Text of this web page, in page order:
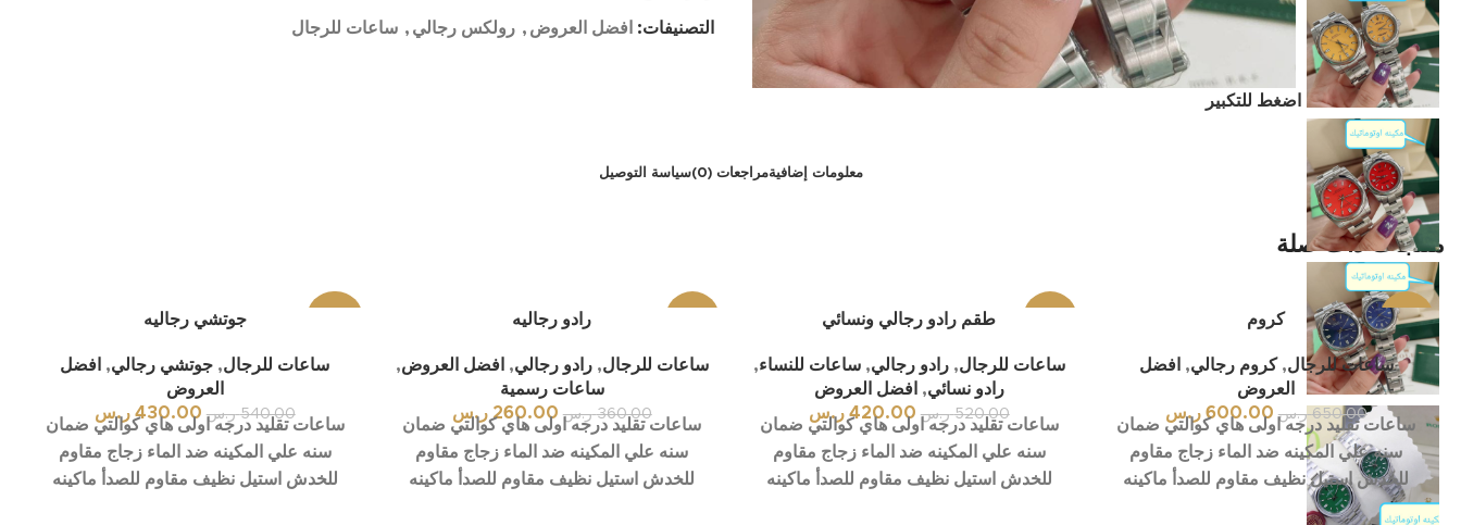
اضغط للتكبير
التصنيفات: افضل العروض , رولكس رجالي , ساعات للرجال
معلومات إضافيةمراجعات (0) سياسة التوصيل
منتجات ذات صلة
-8%
بيعت كلها
كروم
ساعات للرجال,كروم رجالي, افضل
العروض
650.00 ر.س 600.00 ر.س
ساعات تقليد درجه اولى هاي كوالتي ضمان
سنه علي المكينه ضد الماء زجاج مقاوم
للخدش استيل نظيف مقاوم للصدأ ماكينه
طقم رادو رجالي ونسائي
ساعات للرجال,رادو رجالي,ساعات للنساء,
رادو نسائي, افضل العروض
520.00 ر.س 420.00 ر.س
ساعات تقليد درجه اولى هاي كوالتي ضمان
سنه علي المكينه ضد الماء زجاج مقاوم
للخدش استيل نظيف مقاوم للصدأ ماكينه
رادو رجاليه
ساعات للرجال,رادو رجالي, افضل العروض,
ساعات رسمية
360.00 ر.س 260.00 ر.س
ساعات تقليد درجه اولى هاي كوالتي ضمان
سنه علي المكينه ضد الماء زجاج مقاوم
للخدش استيل نظيف مقاوم للصدأ ماكينه
جوتشي رجاليه
ساعات للرجال, جوتشي رجالي, افضل
العروض
540.00 ر.س 430.00 ر.س
ساعات تقليد درجه اولى هاي كوالتي ضمان
سنه علي المكينه ضد الماء زجاج مقاوم
للخدش استيل نظيف مقاوم للصدأ ماكينه
انستجرام
سناب شات
تيك توك